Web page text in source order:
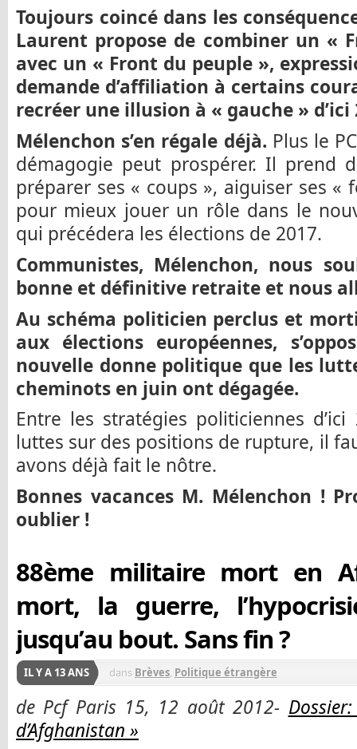
Toujours coincé dans les
Laurent propose de combiner un «
avec un « Front du peuple »,
demande d’affiliation à certains
recréer une illusion à « gauche » d’ici
Mélenchon s’en régale déjà. Plus le
démagogie peut prospérer. Il prend
préparer ses « coups », aiguiser ses «
pour mieux jouer un rôle dans le
qui précédera les élections de 2017.
Communistes, Mélenchon, nous
bonne et définitive retraite et nous
Au schéma politicien perclus et
aux élections européennes,
nouvelle donne politique que les
cheminots en juin ont dégagée.
Entre les stratégies politiciennes
luttes sur des positions de rupture, il
avons déjà fait le nôtre.
Bonnes vacances M. Mélenchon !
oublier !
88ème militaire mort en
mort, la guerre,
jusqu’au bout. Sans fin ?
IL Y A 13 ANS dans Brèves, Politique étrangère
de Pcf Paris 15, 12 août 2012-
d’Afghanistan »